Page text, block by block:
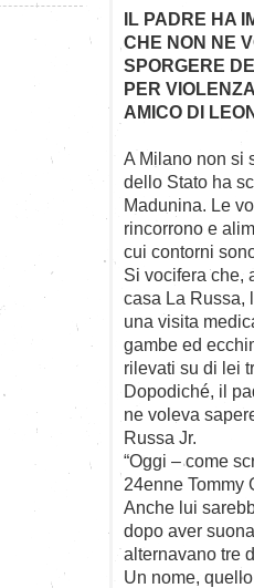
IL PADRE HA
CHE NON NE
SPORGERE
PER
AMICO DI
A Milano non si
dello Stato ha
Madunina. Le
rincorrono e
cui contorni
Si vocifera che,
casa La Russa,
una visita
gambe ed
rilevati su di lei
Dopodiché, il
ne voleva
Russa Jr.
“Oggi – come
24enne Tommy
Anche lui
dopo aver
alternavano tre
Un nome,